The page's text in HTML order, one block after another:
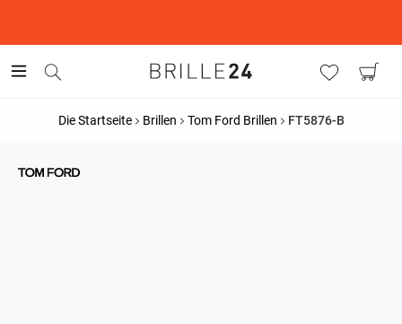
Die Startseite Brillen Tom Ford Brillen FT5876-B